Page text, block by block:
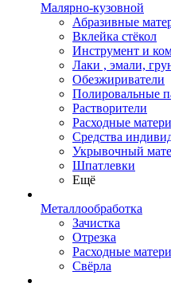
Малярно-кузовной
Абразивные
Вклейка стёкол
Инструмент и
Лаки , эмали,
Обезжириватели
Полировальные
Растворители
Расходные
Средства
Укрывочный
Шпатлевки
Ещё
Металлообработка
Зачистка
Отрезка
Расходные
Свёрла